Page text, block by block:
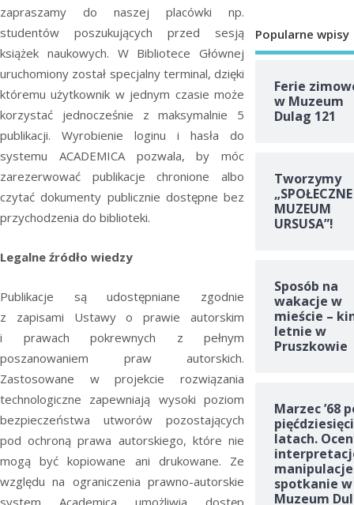
zapraszamy do naszej placówki np.
studentów poszukujących przed sesją
książek naukowych. W Bibliotece Głównej
uruchomiony został specjalny terminal, dzięki
któremu użytkownik w jednym czasie może
korzystać jednocześnie z maksymalnie 5
publikacji. Wyrobienie loginu i hasła do
systemu ACADEMICA pozwala, by móc
zarezerwować publikacje chronione albo
czytać dokumenty publicznie dostępne bez
przychodzenia do biblioteki.
Legalne źródło wiedzy
Publikacje są udostępniane zgodnie
z zapisami Ustawy o prawie autorskim
i prawach pokrewnych z pełnym
poszanowaniem praw autorskich.
Zastosowane w projekcie rozwiązania
technologiczne zapewniają wysoki poziom
bezpieczeństwa utworów pozostających
pod ochroną prawa autorskiego, które nie
mogą być kopiowane ani drukowane. Ze
względu na ograniczenia prawno-autorskie
Popularne wpisy
Ferie
w Muzeum
Dulag 121
Tworzymy
„SPOŁECZNE
MUZEUM
URSUSA”!
Sposób na
wakacje w
mieście –
letnie w
Pruszkowie
Marzec ’68
latach.
spotkanie w
Muzeum